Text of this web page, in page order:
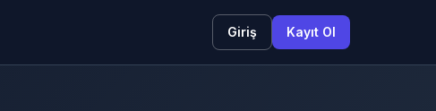
Giriş Kayıt Ol